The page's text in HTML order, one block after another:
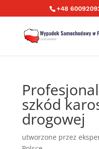
+48
szkód
drogowej
utworzone przez